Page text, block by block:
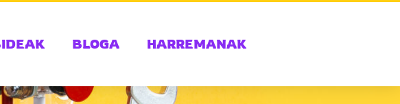
BLOGA HARREMANAK